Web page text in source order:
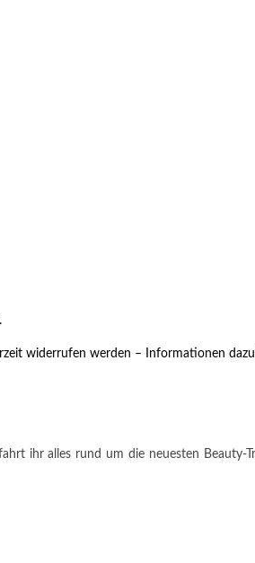
widerrufen werden – Informationen
ihr alles rund um die neuesten Beauty-